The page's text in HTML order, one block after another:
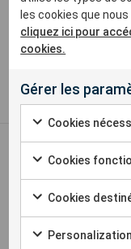
+33 2 31 94
Nos produits
Catalogue
les cookies que
cliquez ici pour
cookies.
Gérer les
Cookies
Cookies
Cookies